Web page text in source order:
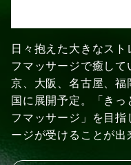
日々抱えた大きなス
フマッサージで癒し
京、大阪、名古屋、
国に展開予定。「き
フマッサージ」を目
ージが受けることが出